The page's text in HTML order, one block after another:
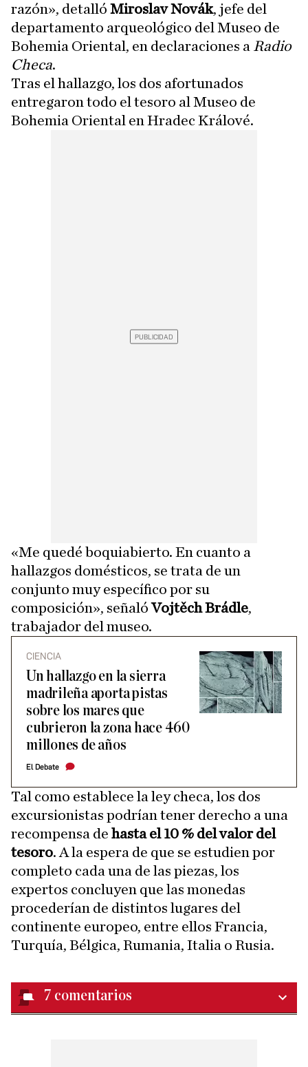
razón», detalló Miroslav Novák, jefe del
departamento arqueológico del Museo de
Bohemia Oriental, en declaraciones a Radio
Checa.
Tras el hallazgo, los dos afortunados
entregaron todo el tesoro al Museo de
Bohemia Oriental en Hradec Králové.
«Me quedé boquiabierto. En cuanto a
hallazgos domésticos, se trata de un
conjunto muy específico por su
composición», señalóVojtěch Brádle,
trabajador del museo.
CIENCIA
Un hallazgo en la sierra
madrileña aporta pistas
sobre los mares que
cubrieron la zona hace 460
millones de años
El Debate
Tal como establece la ley checa, los dos
excursionistas podrían tener derecho a una
recompensa de hasta el 10 % del valor del
tesoro. A la espera de que se estudien por
completo cada una de las piezas, los
expertos concluyen que las monedas
procederían de distintos lugares del
continente europeo, entre ellos Francia,
Turquía, Bélgica, Rumania, Italia o Rusia.
7 comentarios